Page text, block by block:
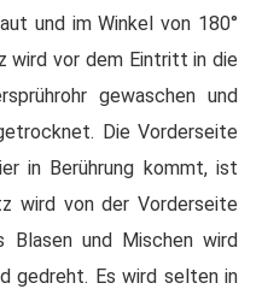
und im Winkel von 180°
wird vor dem Eintritt in die
gewaschen und
Die Vorderseite
in Berührung kommt, ist
wird von der Vorderseite
Blasen und Mischen wird
gedreht. Es wird selten in